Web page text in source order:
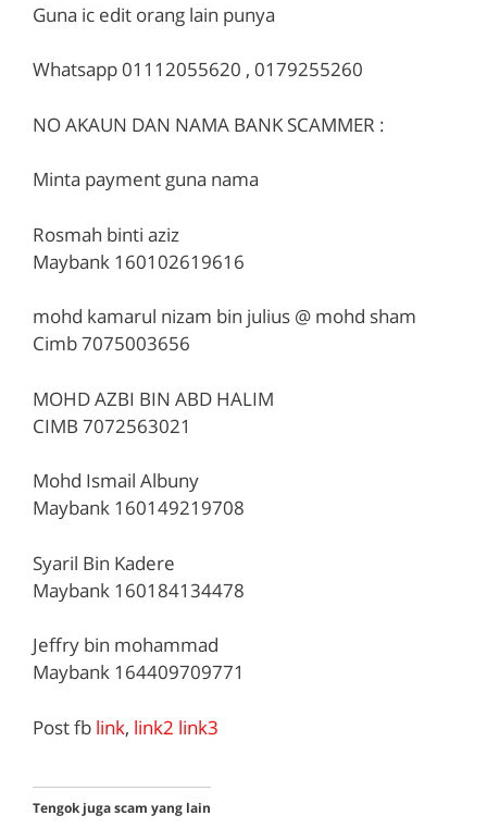
Guna ic edit orang lain punya
Whatsapp 01112055620 , 0179255260
NO AKAUN DAN NAMA BANK SCAMMER :
Minta payment guna nama
Rosmah binti aziz
Maybank 160102619616
mohd kamarul nizam bin julius @ mohd sham
Cimb 7075003656
MOHD AZBI BIN ABD HALIM
CIMB 7072563021
Mohd Ismail Albuny
Maybank 160149219708
Syaril Bin Kadere
Maybank 160184134478
Jeffry bin mohammad
Maybank 164409709771
Post fb link, link2 link3
Tengok juga scam yang lain